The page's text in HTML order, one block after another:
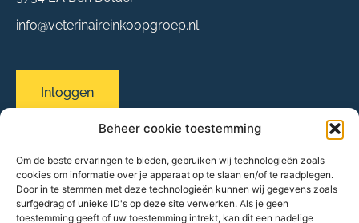
Beheer cookie toestemming
Om de beste ervaringen te bieden, gebruiken wij technologieën zoals
cookies om informatie over je apparaat op te slaan en/of te raadplegen.
Door in te stemmen met deze technologieën kunnen wij gegevens zoals
surfgedrag of unieke ID's op deze site verwerken. Als je geen
toestemming geeft of uw toestemming intrekt, kan dit een nadelige
info@veterinaireinkoopgroep.nl
Inloggen
Sitemap
Over ons
Evenementen